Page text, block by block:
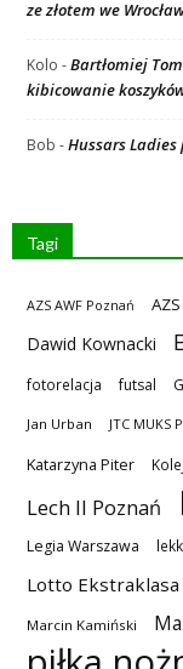
ze złotem we
Kolo -Bartłomiej
kibicowanie
Bob -Hussars
Tagi
AZS AWF Poznań
Dawid Kownacki
fotorelacja futsal
Jan Urban JTC MUKS
Katarzyna Piter
Lech II Poznań
Legia Warszawa
Lotto Ekstraklasa
Marcin Kamiński